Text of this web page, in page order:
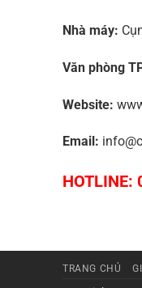
Nhà máy:
Văn phòng
Website:
Email:
HOTLINE:
TRANG CHỦ